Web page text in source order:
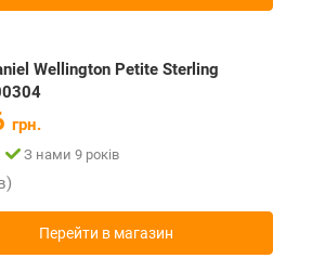
Wellington Petite Sterling
грн.
З нами 9 років
Перейти в магазин